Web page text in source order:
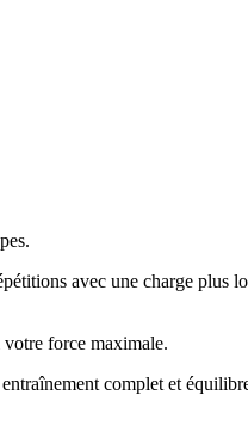
avec une charge plus
votre force maximale.
complet et